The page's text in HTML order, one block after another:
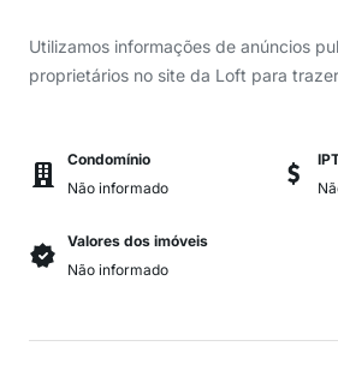
Utilizamos informações de anúncios
proprietários no site da Loft para
Condomínio
Não informado
Valores dos imóveis
Não informado